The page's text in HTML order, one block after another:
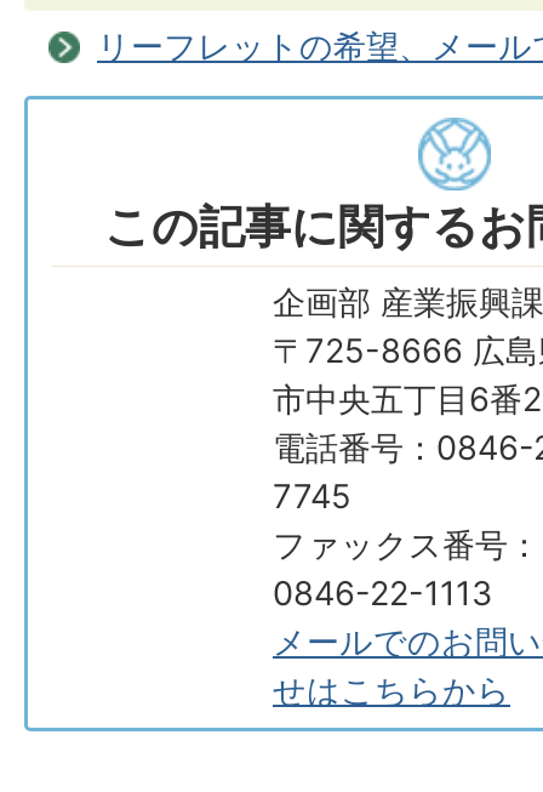
リーフレットの希望、メー
この記事に関する
企画部 産業振興課
〒725-8666 広島
市中央五丁目6番
電話番号：
7745
ファックス番号：
0846-22-1113
メールでのお問
せはこちらから